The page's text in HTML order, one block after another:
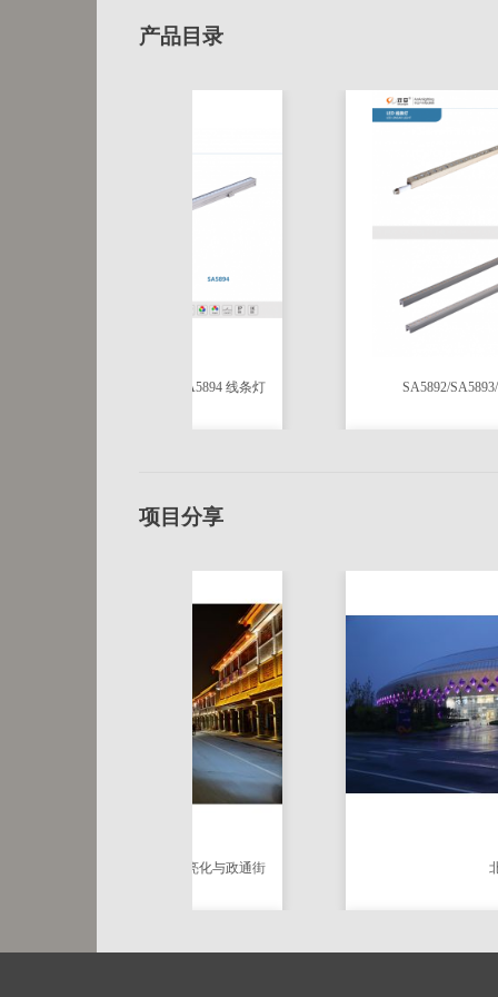
产品目录
SA5894 线条灯 SA5892/SA5893/
SA5893
L:1000 W:21 H:28
SA-LL-4201
项目分享
汤阴向阳路亮化与政通街 北戴河科